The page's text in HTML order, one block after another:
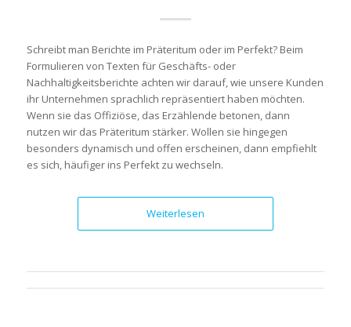
Schreibt man Berichte im Präteritum oder im Perfekt? Beim
Formulieren von Texten für Geschäfts- oder
Nachhaltigkeitsberichte achten wir darauf, wie unsere Kunden
ihr Unternehmen sprachlich repräsentiert haben möchten.
Wenn sie das Offiziöse, das Erzählende betonen, dann
nutzen wir das Präteritum stärker. Wollen sie hingegen
besonders dynamisch und offen erscheinen, dann empfiehlt
es sich, häufiger ins Perfekt zu wechseln.
Weiterlesen